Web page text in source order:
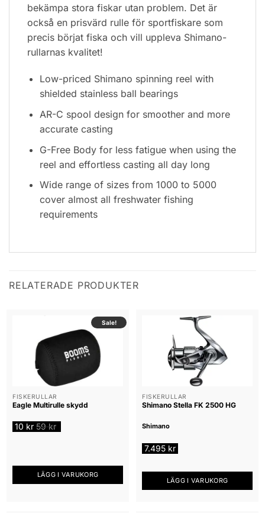
bekämpa stora fiskar utan problem. Det är
också en prisvärd rulle för sportfiskare som
precis börjat fiska och vill uppleva Shimano-
rullarnas kvalitet!
Low-priced Shimano spinning reel with
shielded stainless ball bearings
AR-C spool design for smoother and more
accurate casting
G-Free Body for less fatigue when using the
reel and effortless casting all day long
Wide range of sizes from 1000 to 5000
cover almost all freshwater fishing
requirements
RELATERADE PRODUKTER
Sale!
FISKERULLAR
Eagle Multirulle skydd
10 kr 59kr
LÄGG I VARUKORG
FISKERULLAR
Shimano Stella FK 2500 HG
Shimano
7.495 kr
LÄGG I VARUKORG